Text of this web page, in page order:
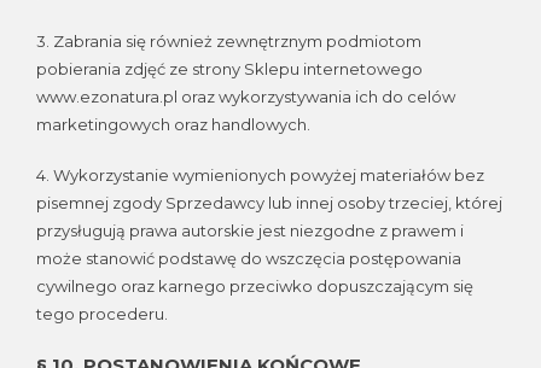
3. Zabrania się również zewnętrznym podmiotom
pobierania zdjęć ze strony Sklepu internetowego
www.ezonatura.pl oraz wykorzystywania ich do celów
marketingowych oraz handlowych.
4. Wykorzystanie wymienionych powyżej materiałów bez
pisemnej zgody Sprzedawcy lub innej osoby trzeciej, której
przysługują prawa autorskie jest niezgodne z prawem i
może stanowić podstawę do wszczęcia postępowania
cywilnego oraz karnego przeciwko dopuszczającym się
tego procederu.